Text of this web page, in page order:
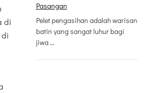
di
Pasangan
Pelet pengasihan adalah warisan
batin yang sangat luhur bagi
jiwa …